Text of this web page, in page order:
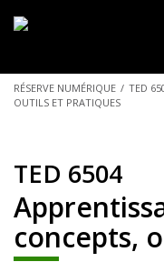
VOUS
ÊTES
RÉSERVE NUMÉRIQUE / TED
OUTILS ET PRATIQUES
TED 6504
concepts,